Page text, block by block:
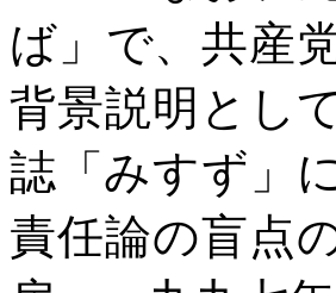
ば」で、共産
背景説明とし
誌「みすず」
責任論の盲点